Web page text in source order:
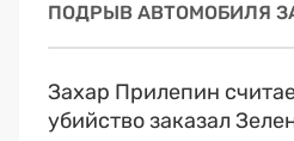
ПОДРЫВ АВТОМОБИЛЯ
Захар Прилепин
убийство заказал